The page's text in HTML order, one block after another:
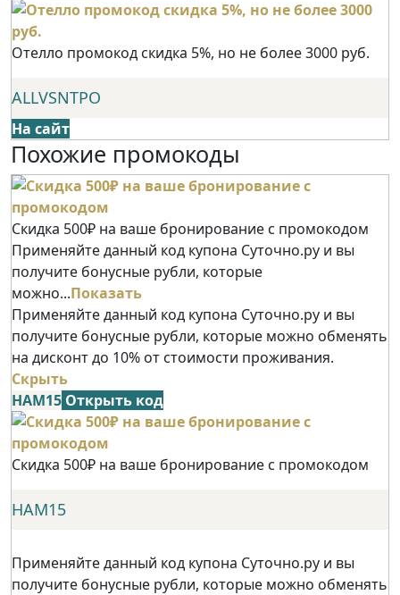
Отелло промокод скидка 5%, но не более 3000 руб.
ALLVSNTPO
На сайт
Похожие промокоды
Скидка 500₽ на ваше бронирование с промокодом
Применяйте данный код купона Суточно.ру и вы
получите бонусные рубли, которые
можно...Показать
Применяйте данный код купона Суточно.ру и вы
получите бонусные рубли, которые можно обменять
на дисконт до 10% от стоимости проживания.
Скрыть
НАМ15 Открыть код
Скидка 500₽ на ваше бронирование с промокодом
НАМ15
Применяйте данный код купона Суточно.ру и вы
получите бонусные рубли, которые можно обменять